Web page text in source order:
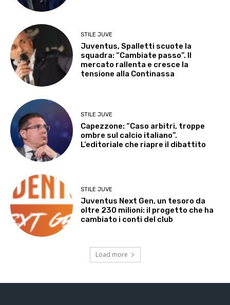
STILE JUVE
Juventus, Spalletti scuote la
squadra: “Cambiate passo”. Il
mercato rallenta e cresce la
tensione alla Continassa
STILE JUVE
Capezzone: “Caso arbitri, troppe
ombre sul calcio italiano”.
L’editoriale che riapre il dibattito
STILE JUVE
Juventus Next Gen, un tesoro da
oltre 230 milioni: il progetto che ha
cambiato i conti del club
Load more